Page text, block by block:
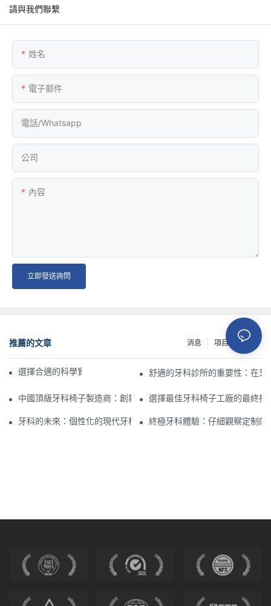
請與我們聯繫
姓名
電子郵件
電話/whatsapp
公司
內容
立即發送詢問
推薦的文章 資源
項目
消息
選擇合適的科學實驗室椅子的重要性舒適的牙科診所的重要性：在
中國頂級牙科椅子製造商：創新和質量選擇最佳牙科椅子工廠的最終指
牙科的未來：個性化的現代牙科椅 終極牙科體驗：仔細觀察定制的